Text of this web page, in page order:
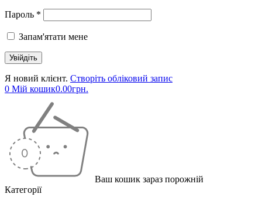
Пароль *
Запам'ятати мене
Я новий клієнт. Створіть обліковий запис
0 Мій кошик0.00грн.
Ваш кошик зараз порожній
Категорії